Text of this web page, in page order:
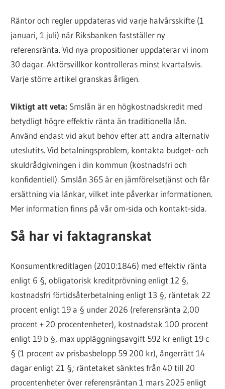
Räntor och regler uppdateras vid varje halvårsskifte (1
januari, 1 juli) när Riksbanken fastställer ny
referensränta. Vid nya propositioner uppdaterar vi inom
30 dagar. Aktörsvillkor kontrolleras minst kvartalsvis.
Varje större artikel granskas årligen.
Viktigt att veta: Smslån är en högkostnadskredit med
betydligt högre effektiv ränta än traditionella lån.
Använd endast vid akut behov efter att andra alternativ
uteslutits. Vid betalningsproblem, kontakta budget- och
skuldrådgivningen i din kommun (kostnadsfri och
konfidentiell). Smslån 365 är en jämförelsetjänst och får
ersättning via länkar, vilket inte påverkar informationen.
Mer information finns på vår om-sida och kontakt-sida.
Så har vi faktagranskat
Konsumentkreditlagen (2010:1846) med effektiv ränta
enligt 6 §, obligatorisk kreditprövning enligt 12 §,
kostnadsfri förtidsåterbetalning enligt 13 §, räntetak 22
procent enligt 19 a § under 2026 (referensränta 2,00
procent + 20 procentenheter), kostnadstak 100 procent
enligt 19 b §, max uppläggningsavgift 592 kr enligt 19 c
§ (1 procent av prisbasbelopp 59 200 kr), ångerrätt 14
dagar enligt 21 §; räntetaket sänktes från 40 till 20
procentenheter över referensräntan 1 mars 2025 enligt